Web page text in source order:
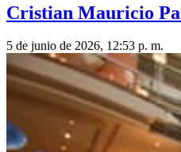
Cristian Mauricio
5 de junio de 2026, 12:53 p. m.